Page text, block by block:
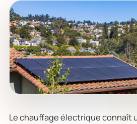
Le chauffage électrique connaît